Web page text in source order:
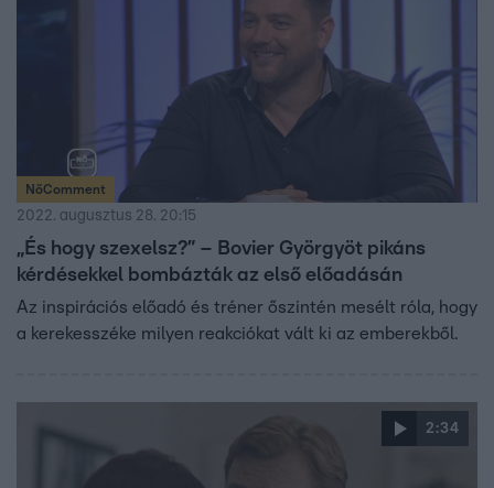
NőComment
2022. augusztus 28. 20:15
„És hogy szexelsz?” – Bovier Györgyöt pikáns
kérdésekkel bombázták az első előadásán
Az inspirációs előadó és tréner őszintén mesélt róla, hogy
a kerekesszéke milyen reakciókat vált ki az emberekből.
2:34